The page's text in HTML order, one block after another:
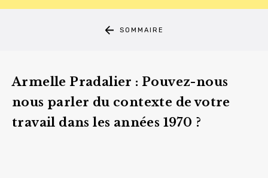
SOMMAIRE
Armelle Pradalier : Pouvez-nous
nous parler du contexte de votre
travail dans les années 1970 ?